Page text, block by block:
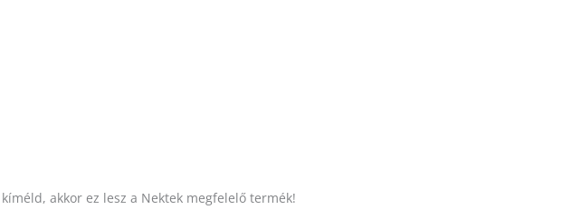
akkor ez lesz a Nektek megfelelő termék!